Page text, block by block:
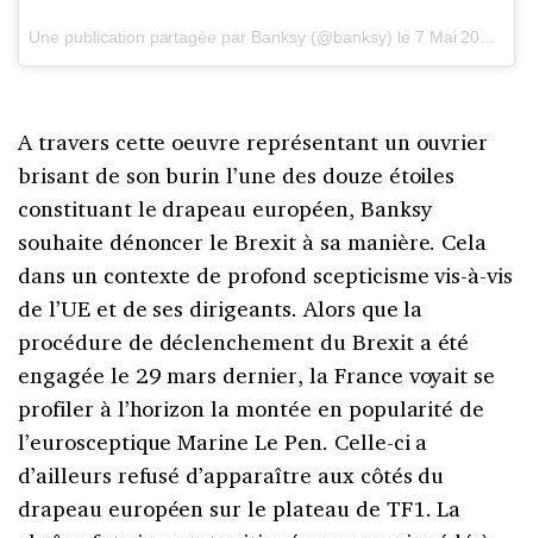
Une publication partagée par Banksy (@banksy) le 7 Mai 2017 à 6h40 PDT
A travers cette oeuvre représentant un ouvrier
brisant de son burin l’une des douze étoiles
constituant le drapeau européen, Banksy
souhaite dénoncer le Brexit à sa manière. Cela
dans un contexte de profond scepticisme vis-à-vis
de l’UE et de ses dirigeants. Alors que la
procédure de déclenchement du Brexit a été
engagée le 29 mars dernier, la France voyait se
profiler à l’horizon la montée en popularité de
l’eurosceptique Marine Le Pen. Celle-ci a
d’ailleurs refusé d’apparaître aux côtés du
drapeau européen sur le plateau de TF1. La